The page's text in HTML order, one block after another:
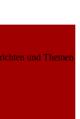
und Themen